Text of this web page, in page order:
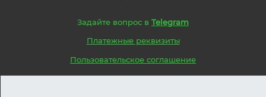
Задайте вопрос в Telegram
Платежные реквизиты
Пользовательское соглашение